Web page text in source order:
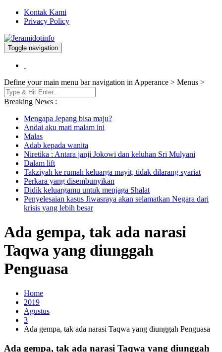
Kontak Kami
Privacy Policy
Jeramidotinfo
Berita dan Informasi Terkini
Toggle navigation
Define your main menu bar navigation in Apperance > Menus >
Breaking News :
Mengapa Jepang bisa maju?
Andai aku mati malam ini
Malas
Adab kepada wanita
Niretika : Antara janji Jokowi dan keluhan Sri Mulyani
Dalam lift
Takziyah ke rumah keluarga mayit, tidak dilarang syariat
Perkara yang disembunyikan
Didik keluargamu untuk menjaga Shalat
Penyelesaian kasus Jiwasraya akan selamatkan Negara dari
krisis yang lebih besar
Ada gempa, tak ada narasi
Taqwa yang diunggah
Penguasa
Home
2019
Agustus
3
Ada gempa, tak ada narasi Taqwa yang diunggah Penguasa
Ada gempa, tak ada narasi Taqwa yang diunggah